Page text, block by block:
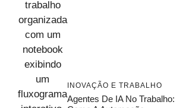
INOVAÇÃO E TRABALHO
Agentes De IA No Trabalho: